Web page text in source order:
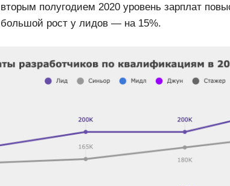
полугодием 2020 уровень зарплат
рост у лидов — на 15%.